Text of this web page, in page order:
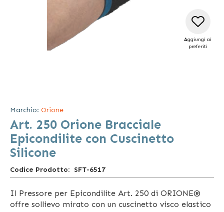
galleria
di
immagini
Aggiungi ai
preferiti
Marchio: Orione
Art. 250 Orione Bracciale
Epicondilite con Cuscinetto
Silicone
Codice Prodotto SFT-6517
Il Pressore per Epicondilite Art. 250 di ORIONE®
offre sollievo mirato con un cuscinetto visco elastico